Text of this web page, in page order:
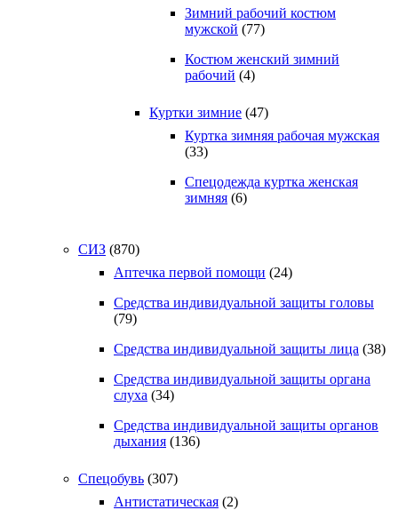
Зимний рабочий костюм
мужской (77)
Костюм женский зимний
рабочий (4)
Куртки зимние (47)
Куртка зимняя рабочая мужская
(33)
Спецодежда куртка женская
зимняя (6)
СИЗ (870)
Аптечка первой помощи (24)
Средства индивидуальной защиты головы
(79)
Средства индивидуальной защиты лица (38)
Средства индивидуальной защиты органа
слуха (34)
Средства индивидуальной защиты органов
дыхания (136)
Спецобувь (307)
Антистатическая (2)